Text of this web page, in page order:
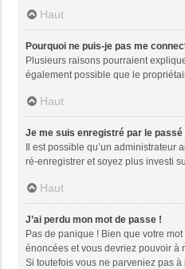
Haut
Pourquoi ne puis-je pas me
Plusieurs raisons pourraient
également possible que le
Haut
Je me suis enregistré par le
Il est possible qu’un
ré-enregistrer et soyez plus investi
Haut
J’ai perdu mon mot de passe !
Pas de panique ! Bien que votre
énoncées et vous devriez pouvoir à
Si toutefois vous ne parveniez pas